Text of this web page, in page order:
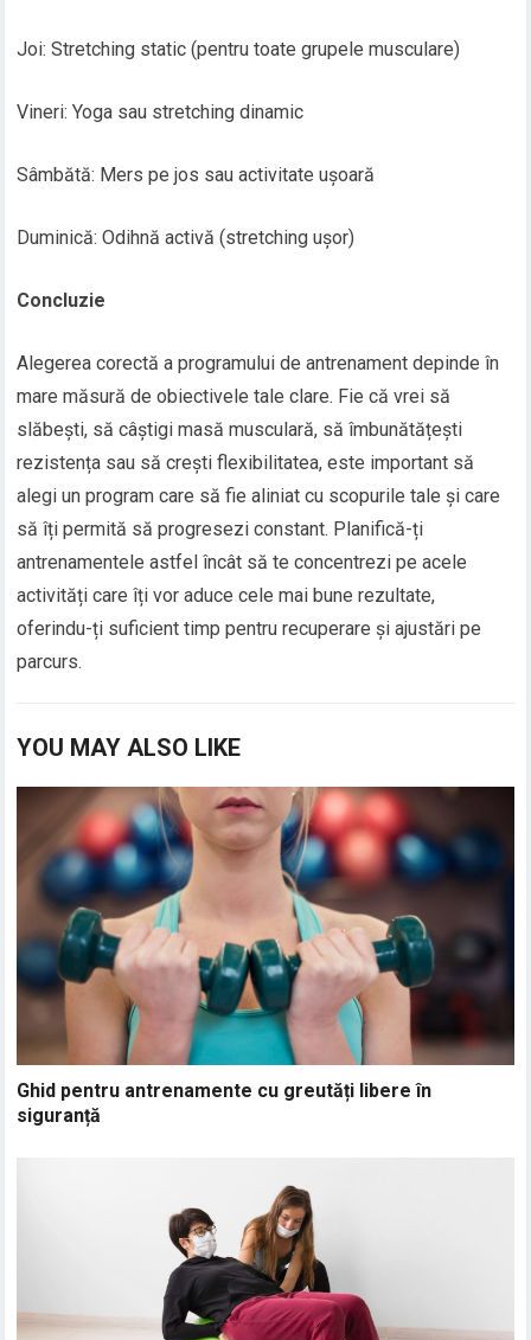
Joi: Stretching static (pentru toate grupele musculare)
Vineri: Yoga sau stretching dinamic
Sâmbătă: Mers pe jos sau activitate ușoară
Duminică: Odihnă activă (stretching ușor)
Concluzie
Alegerea corectă a programului de antrenament depinde în
mare măsură de obiectivele tale clare. Fie că vrei să
slăbești, să câștigi masă musculară, să îmbunătățești
rezistența sau să crești flexibilitatea, este important să
alegi un program care să fie aliniat cu scopurile tale și care
să îți permită să progresezi constant. Planifică-ți
antrenamentele astfel încât să te concentrezi pe acele
activități care îți vor aduce cele mai bune rezultate,
oferindu-ți suficient timp pentru recuperare și ajustări pe
parcurs.
YOU MAY ALSO LIKE
Ghid pentru antrenamente cu greutăți libere în
siguranță